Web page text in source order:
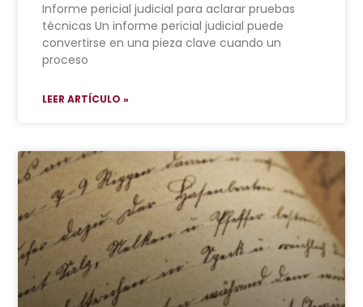
Informe pericial judicial para aclarar pruebas
técnicas Un informe pericial judicial puede
convertirse en una pieza clave cuando un
proceso
LEER ARTÍCULO »